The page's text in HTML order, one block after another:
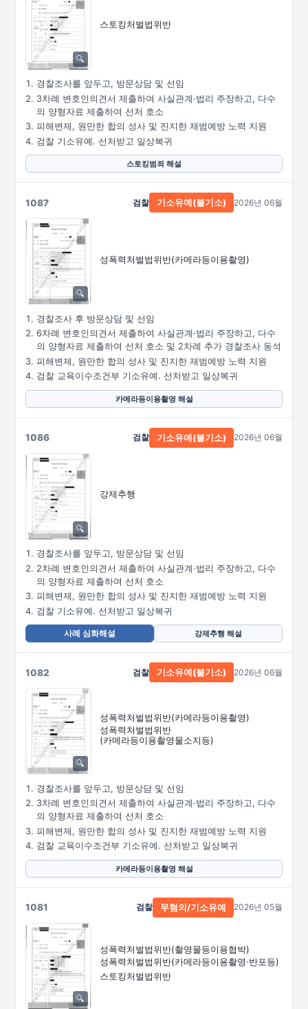
스토킹처벌법위반
경찰조사를 앞두고, 방문상담 및 선임
3차례 변호인의견서 제출하여 사실관계·법리 주장하고, 다수
의 양형자료 제출하여 선처 호소
피해변제, 원만한 합의 성사 및 진지한 재범예방 노력 지원
검찰 기소유예. 선처받고 일상복귀
스토킹범죄 해설
1087
성폭력처벌법위반(카메라등이용촬영)
검찰 기소유예(불기소) 2026년 06월
경찰조사 후 방문상담 및 선임
6차례 변호인의견서 제출하여 사실관계·법리 주장하고, 다수
의 양형자료 제출하여 선처 호소 및 2차례 추가 경찰조사 동석
피해변제, 원만한 합의 성사 및 진지한 재범예방 노력 지원
검찰 교육이수조건부 기소유예. 선처받고 일상복귀
카메라등이용촬영 해설
1086
강제추행
검찰 기소유예(불기소) 2026년 06월
경찰조사를 앞두고, 방문상담 및 선임
2차례 변호인의견서 제출하여 사실관계·법리 주장하고, 다수
의 양형자료 제출하여 선처 호소
피해변제, 원만한 합의 성사 및 진지한 재범예방 노력 지원
검찰 기소유예. 선처받고 일상복귀
사례 심화해설 강제추행 해설
1082
성폭력처벌법위반(카메라등이용촬영)
성폭력처벌법위반
(카메라등이용촬영물소지등)
검찰 기소유예(불기소) 2026년 06월
경찰조사를 앞두고, 방문상담 및 선임
3차례 변호인의견서 제출하여 사실관계·법리 주장하고, 다수
의 양형자료 제출하여 선처 호소
피해변제, 원만한 합의 성사 및 진지한 재범예방 노력 지원
검찰 교육이수조건부 기소유예. 선처받고 일상복귀
카메라등이용촬영 해설
1081
성폭력처벌법위반(촬영물등이용협박)
성폭력처벌법위반(카메라등이용촬영·반포등)
스토킹처벌법위반
검찰 무혐의/기소유예 2026년 05월